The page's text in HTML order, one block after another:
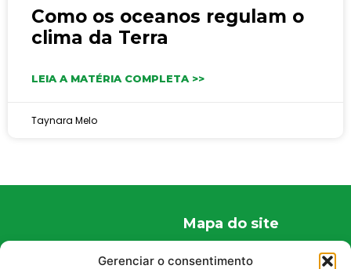
Gerenciar o consentimento
Como os oceanos regulam o
clima da Terra
LEIA A MATÉRIA COMPLETA >>
Taynara Melo
Mapa do site
Home